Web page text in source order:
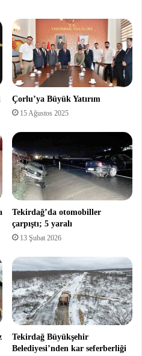
Çorlu’ya Büyük Yatırım
15 Ağustos 2025
Tekirdağ’da otomobiller
çarpıştı; 5 yaralı
13 Şubat 2026
Tekirdağ Büyükşehir
Belediyesi’nden kar seferberliği